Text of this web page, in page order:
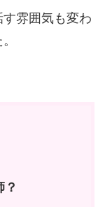
雰囲気も変わ